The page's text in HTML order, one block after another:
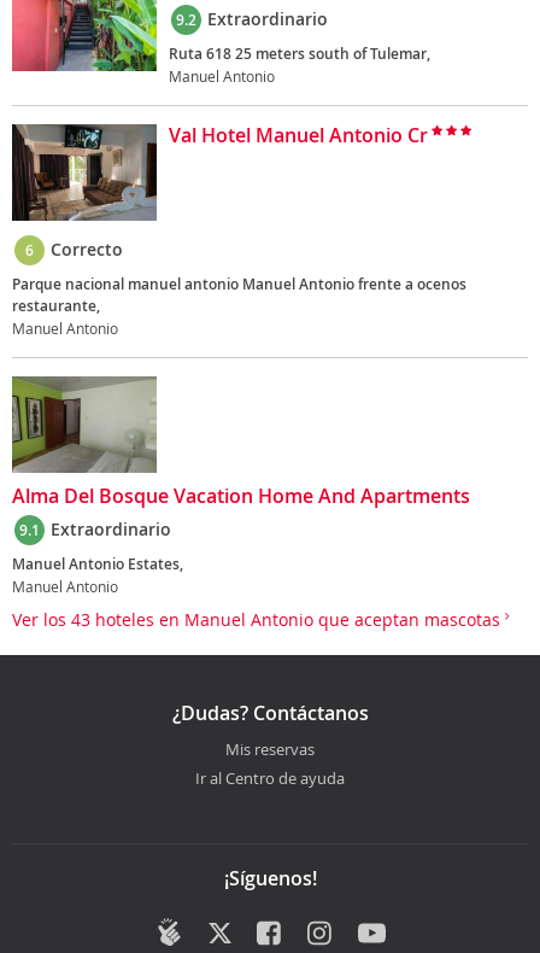
9.2 Extraordinario
Ruta 618 25 meters south of Tulemar,
Manuel Antonio
Val Hotel Manuel Antonio Cr
6 Correcto
Parque nacional manuel antonio Manuel Antonio frente a ocenos
restaurante,
Manuel Antonio
Alma Del Bosque Vacation Home And Apartments
9.1 Extraordinario
Manuel Antonio Estates,
Manuel Antonio
Ver los 43 hoteles en Manuel Antonio que aceptan mascotas
¿Dudas? Contáctanos
Mis reservas
Ir al Centro de ayuda
¡Síguenos!